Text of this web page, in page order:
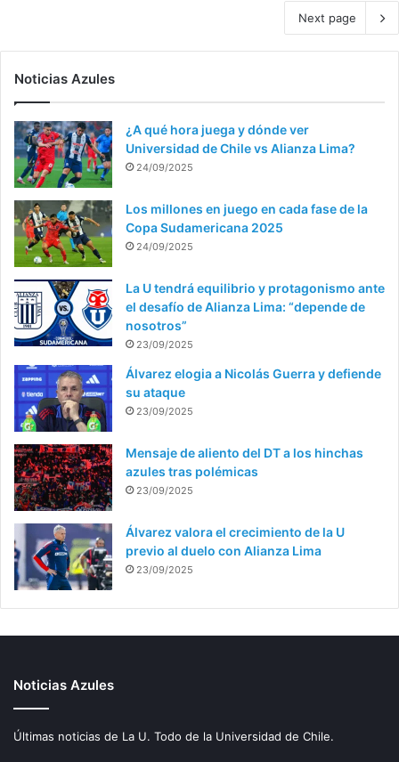
Next page
Noticias Azules
¿A qué hora juega y dónde ver
Universidad de Chile vs Alianza Lima?
24/09/2025
Los millones en juego en cada fase de la
Copa Sudamericana 2025
24/09/2025
La U tendrá equilibrio y protagonismo ante
el desafío de Alianza Lima: “depende de
nosotros”
23/09/2025
Álvarez elogia a Nicolás Guerra y defiende
su ataque
23/09/2025
Mensaje de aliento del DT a los hinchas
azules tras polémicas
23/09/2025
Álvarez valora el crecimiento de la U
previo al duelo con Alianza Lima
23/09/2025
Noticias Azules
Últimas noticias de La U. Todo de la Universidad de Chile.